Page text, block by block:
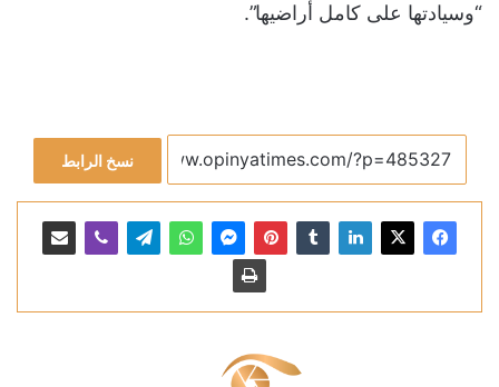
“وسيادتها على كامل أراضيها”.
نسخ الرابط